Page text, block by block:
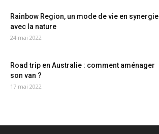
Rainbow Region, un mode de vie en synergie
avec la nature
24 mai 2022
Road trip en Australie : comment aménager
son van ?
17 mai 2022